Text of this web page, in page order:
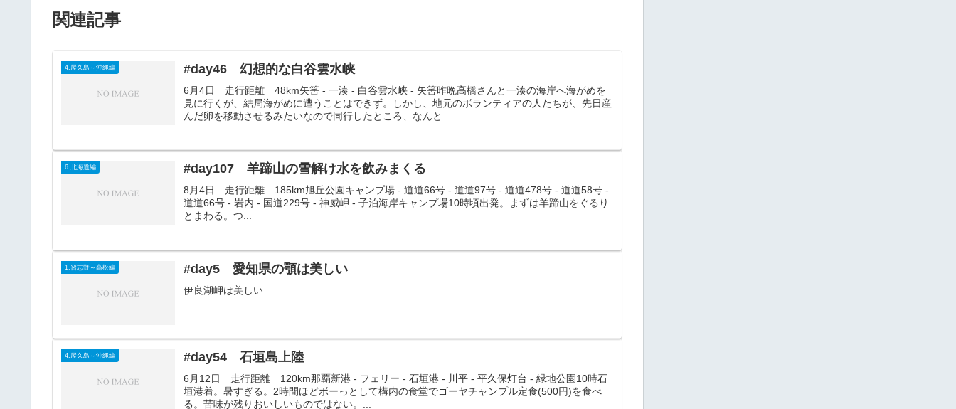
関連記事
4.屋久島～沖縄編 #day46 幻想的な白谷雲水峡
6月4日 走行距離 48km矢筈 - 一湊 - 白谷雲水峡 - 矢筈昨晩高橋さんと一湊の海岸へ海がめを
見に行くが、結局海がめに遭うことはできず。しかし、地元のボランティアの人たちが、先日産
んだ卵を移動させるみたいなので同行したところ、なんと...
6.北海道編 #day107 羊蹄山の雪解け水を飲みまくる
8月4日 走行距離 185km旭丘公園キャンプ場 - 道道66号 - 道道97号 - 道道478号 - 道道58号 -
道道66号 - 岩内 - 国道229号 - 神威岬 - 子泊海岸キャンプ場10時頃出発。まずは羊蹄山をぐるり
とまわる。つ...
1.習志野～高松編 #day5 愛知県の顎は美しい
伊良湖岬は美しい
4.屋久島～沖縄編 #day54 石垣島上陸
6月12日 走行距離 120km那覇新港 - フェリー - 石垣港 - 川平 - 平久保灯台 - 緑地公園10時石
垣港着。暑すぎる。2時間ほどボーっとして構内の食堂でゴーヤチャンプル定食(500円)を食べ
る。苦味が残りおいしいものではない。...